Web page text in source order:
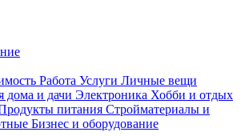
Работа Услуги Личные вещи
дома и дачи Электроника Хобби и отдых
питания Стройматериалы и
Бизнес и оборудование